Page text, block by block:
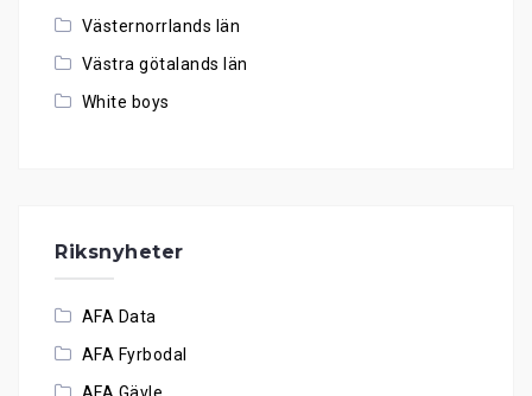
Västernorrlands län
Västra götalands län
White boys
Riksnyheter
AFA Data
AFA Fyrbodal